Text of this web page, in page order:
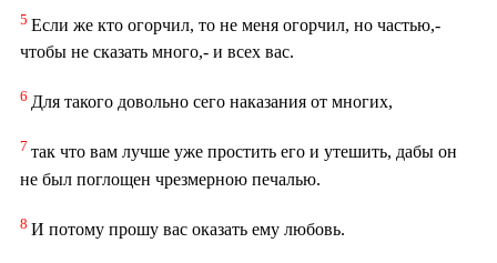
5 Если же кто огорчил, то не меня огорчил, но частью,-
чтобы не сказать много,- и всех вас.
6 Для такого довольно сего наказания от многих,
7 так что вам лучше уже простить его и утешить, дабы он
не был поглощен чрезмерною печалью.
8 И потому прошу вас оказать ему любовь.